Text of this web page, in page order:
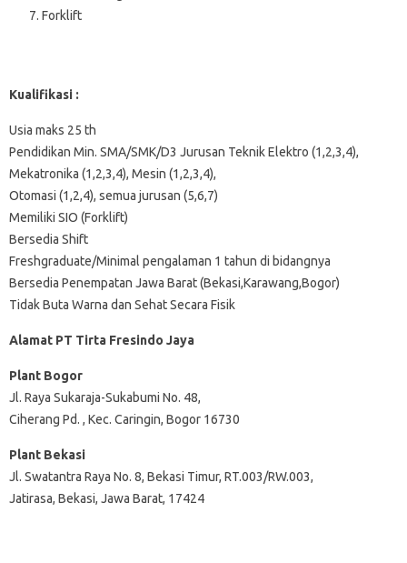
Forklift
Kualifikasi :
Usia maks 25 th
Pendidikan Min. SMA/SMK/D3 Jurusan Teknik Elektro (1,2,3,4),
Mekatronika (1,2,3,4), Mesin (1,2,3,4),
Otomasi (1,2,4), semua jurusan (5,6,7)
Memiliki SIO (Forklift)
Bersedia Shift
Freshgraduate/Minimal pengalaman 1 tahun di bidangnya
Bersedia Penempatan Jawa Barat (Bekasi,Karawang,Bogor)
Tidak Buta Warna dan Sehat Secara Fisik
Alamat PT Tirta Fresindo Jaya
Plant Bogor
Jl. Raya Sukaraja-Sukabumi No. 48,
Ciherang Pd. , Kec. Caringin, Bogor 16730
Plant Bekasi
Jl. Swatantra Raya No. 8, Bekasi Timur, RT.003/RW.003,
Jatirasa, Bekasi, Jawa Barat, 17424